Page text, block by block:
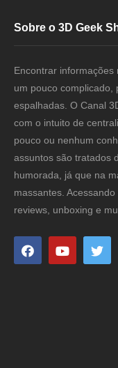
Sobre o 3D Geek
Encontrar
um pouco complicado,
espalhadas. O Canal
com o intuito de
pouco ou nenhum
assuntos são tratados
humorada, já que na
massantes.
reviews, unboxing e